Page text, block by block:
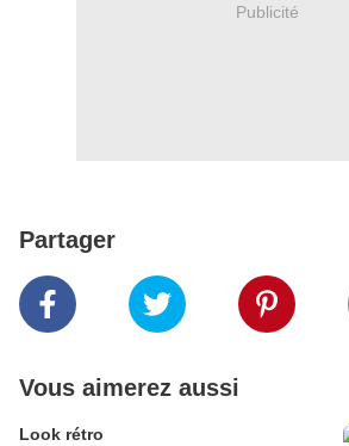
Publicité
Partager
Vous aimerez aussi
Look rétro